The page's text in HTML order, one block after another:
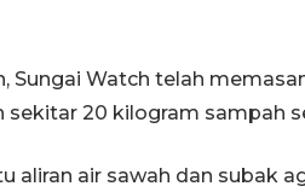
Sungai Watch telah
20 kilogram sampah
aliran air sawah dan subak